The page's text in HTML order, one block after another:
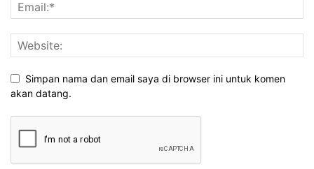
Simpan nama dan email saya di browser ini untuk komen
akan datang.